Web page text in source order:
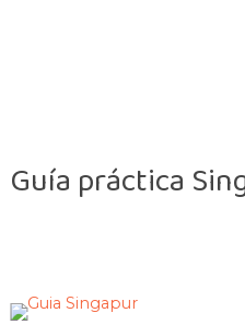
Guía práctica